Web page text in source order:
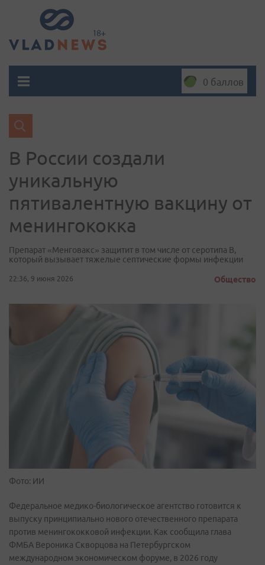
0 баллов
В России создали
уникальную
пятивалентную вакцину от
менингококка
Препарат «Менговакс» защитит в том числе от серотипа В,
который вызывает тяжелые септические формы инфекции
22:36, 9 июня 2026 Общество
Фото: ИИ
Федеральное медико-биологическое агентство готовится к
выпуску принципиально нового отечественного препарата
против менингококковой инфекции. Как сообщила глава
ФМБА Вероника Скворцова на Петербургском
международном экономическом форуме, в 2026 году